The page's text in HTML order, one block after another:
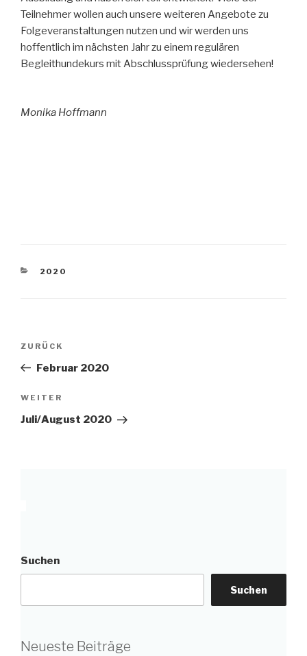
Teilnehmer wollen auch unsere weiteren Angebote zu
Folgeveranstaltungen nutzen und wir werden uns
hoffentlich im nächsten Jahr zu einem regulären
Begleithundekurs mit Abschlussprüfung wiedersehen!
Monika Hoffmann
KATEGORIEN
2020
Beitragsnavigation
Vorheriger
Beitrag
ZURÜCK
Februar 2020
Nächster
Beitrag
WEITER
Juli/August 2020
Suchen
Suchen
Neueste Beiträge